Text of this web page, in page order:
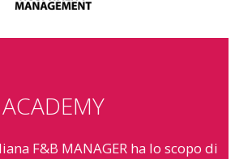
ACADEMY
F&B MANAGER ha lo scopo di